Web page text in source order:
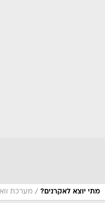
מתי יוצא לאקרנים? / מערכת